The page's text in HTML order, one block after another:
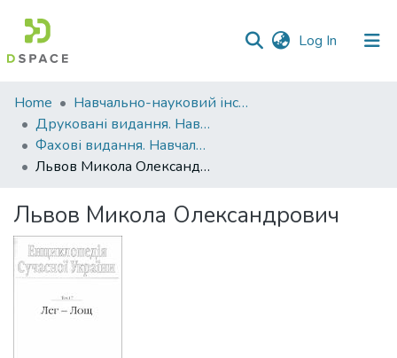
Log In (current)
Communities
&
Collections
All of DSpace
Statistics
Home
Навчально-науковий інститут агротехнологій, селекції та екології
Друковані видання. Навчально-науковий інститут агротехнологій, селекції та екології
Фахові видання. Навчально-науковий інститут агротехнологій, селекції та екології
Львов Микола Олександрович
Львов Микола Олександрович